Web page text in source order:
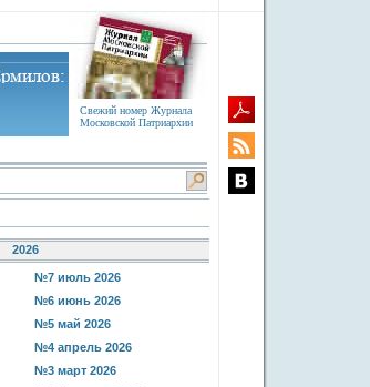
Свежий номер Журнала
Московской Патриархии
2026
№7 июль 2026
№6 июнь 2026
№5 май 2026
№4 апрель 2026
№3 март 2026